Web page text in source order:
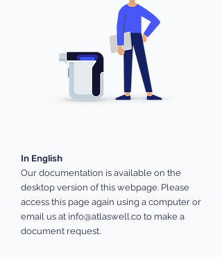
In English
Our documentation is available on the
desktop version of this webpage. Please
access this page again using a computer or
email us at info@atlaswell.co to make a
document request.